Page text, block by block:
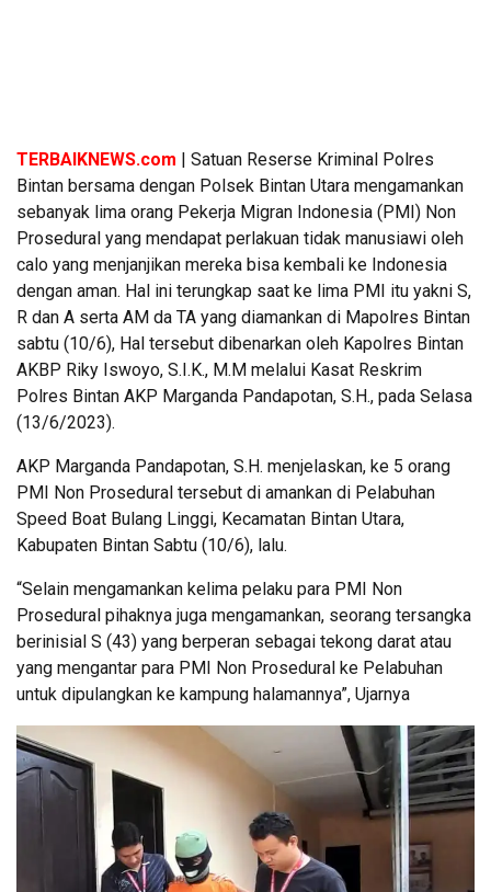
TERBAIKNEWS.com | Satuan Reserse Kriminal Polres
Bintan bersama dengan Polsek Bintan Utara mengamankan
sebanyak lima orang Pekerja Migran Indonesia (PMI) Non
Prosedural yang mendapat perlakuan tidak manusiawi oleh
calo yang menjanjikan mereka bisa kembali ke Indonesia
dengan aman. Hal ini terungkap saat ke lima PMI itu yakni S,
R dan A serta AM da TA yang diamankan di Mapolres Bintan
sabtu (10/6), Hal tersebut dibenarkan oleh Kapolres Bintan
AKBP Riky Iswoyo, S.I.K., M.M melalui Kasat Reskrim
Polres Bintan AKP Marganda Pandapotan, S.H., pada Selasa
(13/6/2023).
AKP Marganda Pandapotan, S.H. menjelaskan, ke 5 orang
PMI Non Prosedural tersebut di amankan di Pelabuhan
Speed Boat Bulang Linggi, Kecamatan Bintan Utara,
Kabupaten Bintan Sabtu (10/6), lalu.
“Selain mengamankan kelima pelaku para PMI Non
Prosedural pihaknya juga mengamankan, seorang tersangka
berinisial S (43) yang berperan sebagai tekong darat atau
yang mengantar para PMI Non Prosedural ke Pelabuhan
untuk dipulangkan ke kampung halamannya”, Ujarnya